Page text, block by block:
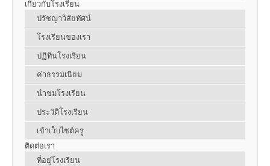
เกี่ยวกับโรงเรียน
ปรัชญาวิสัยทัศน์
โรงเรียนของเรา
ปฏิทินโรงเรียน
ค่าธรรมเนียม
นำชมโรงเรียน
ประวัติโรงเรียน
เข้าเว็บไซต์ครู
ติดต่อเรา
ที่อยู่โรงเรียน